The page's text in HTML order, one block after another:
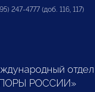
247-4777 (доб. 116, 117)
отдел
РОССИИ»